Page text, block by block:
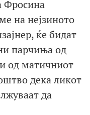
Фросина
на нејзиното
ќе бидат
парчиња од
од матичниот
дека ликот
да